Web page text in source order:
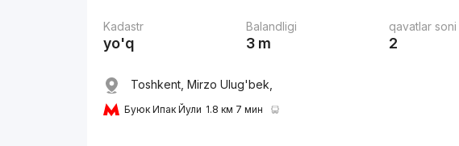
Kadastr
yo'q
Balandligi
3 m
qavatlar soni
2
Toshkent, Mirzo Ulug'bek,
Буюк Ипак Йули 1.8 км 7 мин